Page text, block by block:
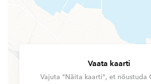
Vaata kaarti
Vajuta "Näita kaarti", et nõustuda